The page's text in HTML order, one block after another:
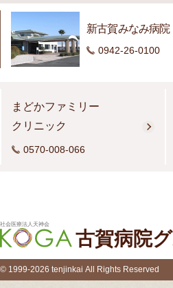
新古賀みなみ病院
0942-26-0100
まどかファミリー
クリニック
0570-008-066
社会医療法人天神会
古賀病院
© 1999-2026 tenjinkai All Rights Reserved